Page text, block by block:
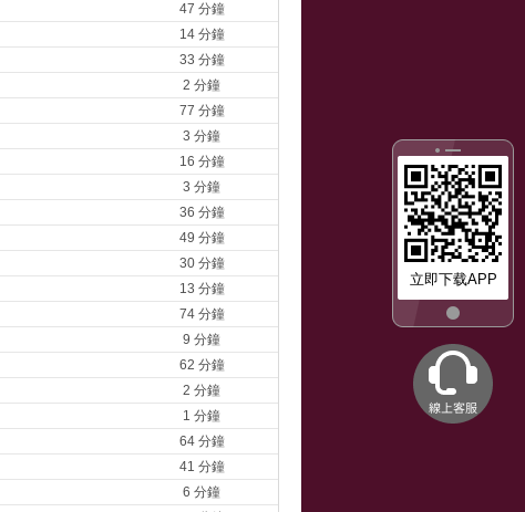
立即下载APP
47 分鐘
14 分鐘
33 分鐘
2 分鐘
77 分鐘
3 分鐘
16 分鐘
3 分鐘
36 分鐘
49 分鐘
30 分鐘
13 分鐘
74 分鐘
9 分鐘
62 分鐘
2 分鐘
1 分鐘
64 分鐘
41 分鐘
6 分鐘